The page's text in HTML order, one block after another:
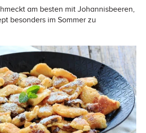
am besten mit Johannisbeeren,
besonders im Sommer zu